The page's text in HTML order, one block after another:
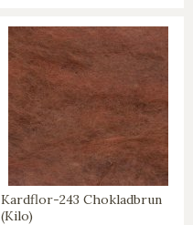
Kardflor-243 Chokladbrun
(Kilo)